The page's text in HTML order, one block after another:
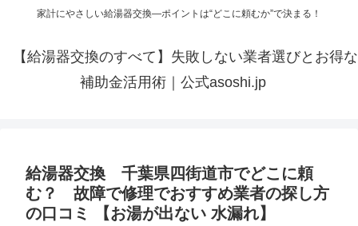
家計にやさしい給湯器交換—ポイントは“どこに頼むか”で決まる！
【給湯器交換のすべて】失敗しない業者選びとお得な
補助金活用術｜公式asoshi.jp
給湯器交換 千葉県四街道市でどこに頼
む？ 故障で修理でおすすめ業者の探し方
の口コミ 【お湯が出ない 水漏れ】